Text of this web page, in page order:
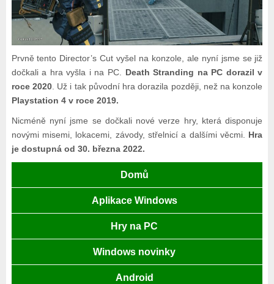
Prvně tento Director’s Cut vyšel na konzole, ale nyní jsme se již
dočkali a hra vyšla i na PC. Death Stranding na PC dorazil v
roce 2020. Už i tak původní hra dorazila později, než na konzole
Playstation 4 v roce 2019.
Nicméně nyní jsme se dočkali nové verze hry, která disponuje
novými misemi, lokacemi, závody, střelnicí a dalšími věcmi. Hra
je dostupná od 30. března 2022.
Domů
Aplikace Windows
Hry na PC
Windows novinky
Android